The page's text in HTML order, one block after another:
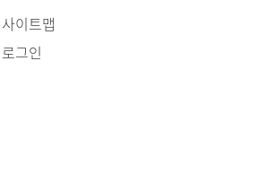
사이트맵
로그인